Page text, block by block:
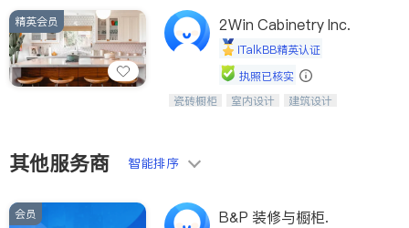
Brampton
Kitchener
Newmarket
Etobicoke
Hamilton
Aurora
Waterloo
Vaughan
Whitby
精英会员 2Win Cabinetry Inc.
iTalkBB精英认证
执照已核实
中华橱柜石材公司以实惠的价格提供实
家的选择。
瓷砖橱柜 室内设计
建筑设计
其他服务商 智能排序
会员 B&P 装修与橱柜.